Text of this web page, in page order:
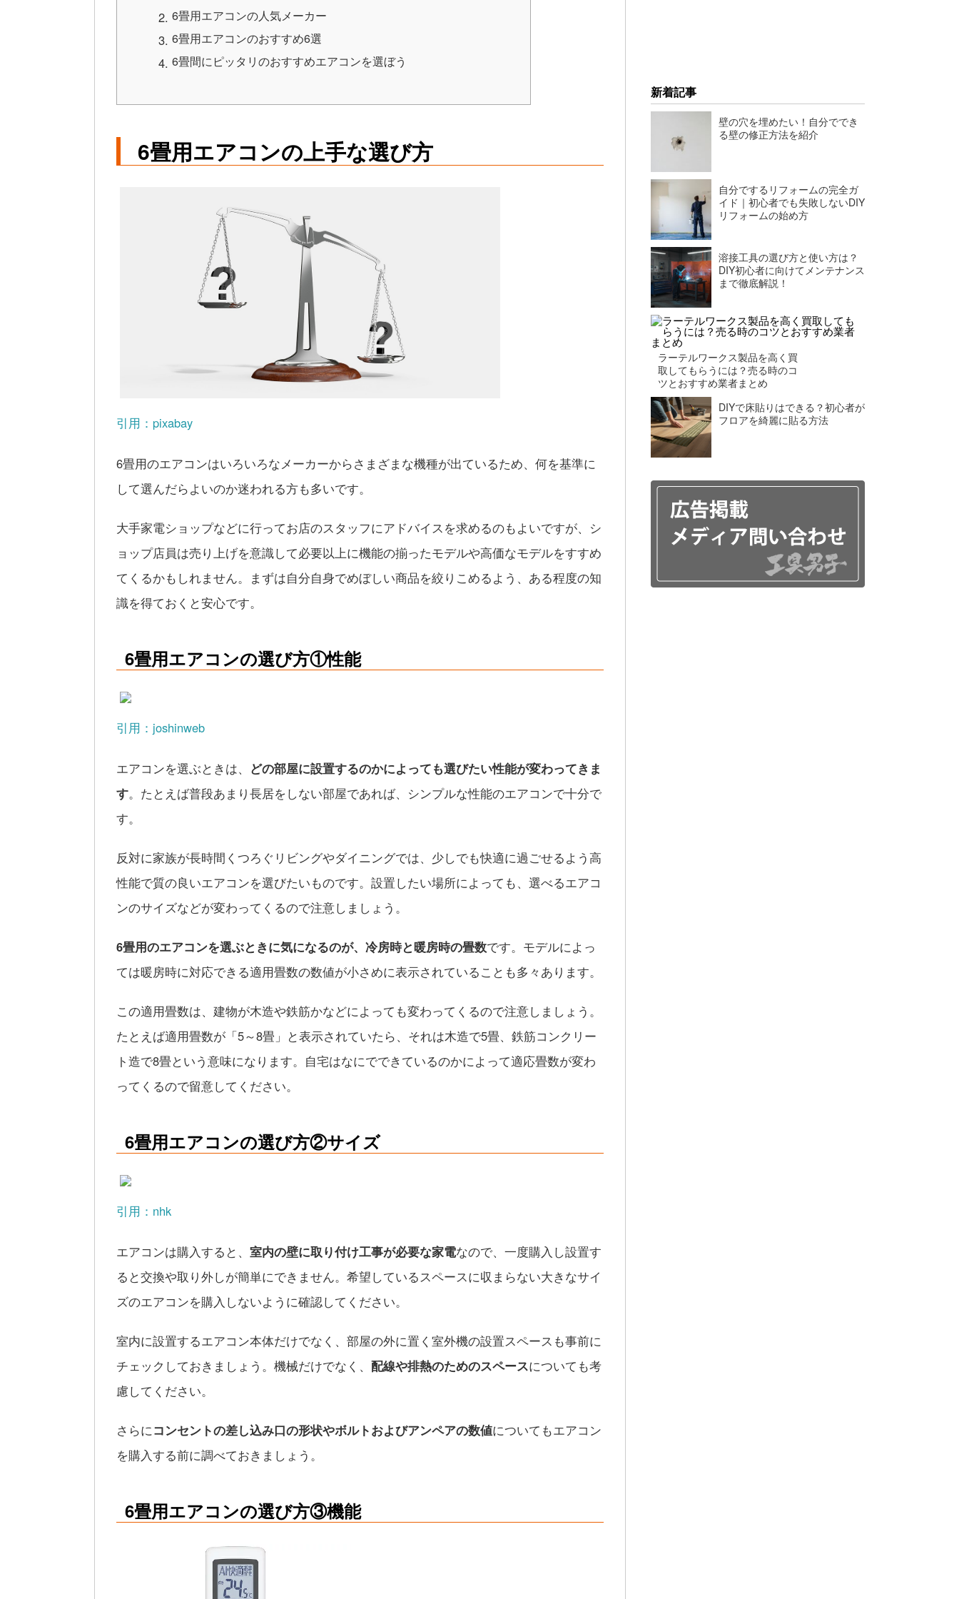
6畳用エアコンの人気メーカー
6畳用エアコンのおすすめ6選
6畳間にピッタリのおすすめエアコンを選ぼう
6畳用エアコンの上手な選び方
引用：pixabay
6畳用のエアコンはいろいろなメーカーからさまざまな機種が出ているため、何を基準に
して選んだらよいのか迷われる方も多いです。
大手家電ショップなどに行ってお店のスタッフにアドバイスを求めるのもよいですが、シ
ョップ店員は売り上げを意識して必要以上に機能の揃ったモデルや高価なモデルをすすめ
てくるかもしれません。まずは自分自身でめぼしい商品を絞りこめるよう、ある程度の知
識を得ておくと安心です。
6畳用エアコンの選び方①性能
引用：joshinweb
エアコンを選ぶときは、 どの部屋に設置するのかによっても選びたい性能が変わってきま
す。たとえば普段あまり長居をしない部屋であれば、シンプルな性能のエアコンで十分で
す。
反対に家族が長時間くつろぐリビングやダイニングでは、少しでも快適に過ごせるよう高
性能で質の良いエアコンを選びたいものです。設置したい場所によっても、選べるエアコ
ンのサイズなどが変わってくるので注意しましょう。
6畳用のエアコンを選ぶときに気になるのが、冷房時と暖房時の畳数です。モデルによっ
ては暖房時に対応できる適用畳数の数値が小さめに表示されていることも多々あります。
この適用畳数は、建物が木造や鉄筋かなどによっても変わってくるので注意しましょう。
たとえば適用畳数が「5～8畳」と表示されていたら、それは木造で5畳、鉄筋コンクリー
ト造で8畳という意味になります。自宅はなにでできているのかによって適応畳数が変わ
ってくるので留意してください。
6畳用エアコンの選び方②サイズ
引用：nhk
エアコンは購入すると、 室内の壁に取り付け工事が必要な家電なので、一度購入し設置す
ると交換や取り外しが簡単にできません。希望しているスペースに収まらない大きなサイ
ズのエアコンを購入しないように確認してください。
室内に設置するエアコン本体だけでなく、部屋の外に置く室外機の設置スペースも事前に
チェックしておきましょう。機械だけでなく、 配線や排熱のためのスペースについても考
慮してください。
さらにコンセントの差し込み口の形状やボルトおよびアンペアの数値についてもエアコン
を購入する前に調べておきましょう。
6畳用エアコンの選び方③機能
新着記事
壁の穴を埋めたい！自分ででき
る壁の修正方法を紹介
自分でするリフォームの完全ガ
イド｜初心者でも失敗しないDIY
リフォームの始め方
溶接工具の選び方と使い方は？
DIY初心者に向けてメンテナンス
まで徹底解説！
ラーテルワークス製品を高く買
取してもらうには？売る時のコ
ツとおすすめ業者まとめ
DIYで床貼りはできる？初心者が
フロアを綺麗に貼る方法